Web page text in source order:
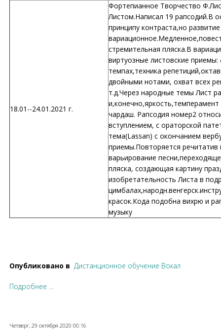
18.01--24.01.2021 г.
Фортепианное Творчество
Листом.Написал 19 рапсодий.В
принципу контраста,но развитие
стремительная пляска.В
виртуозные листовские
темпах,техника
двойными нотами, охват всех
т.д.Через народные темы Лист
чардаш. Рапсодия номер2
вступлением, с ораторской
тема(Lassan) с окончанием
приемы.Повторяется
варьирование
пляска, создающая картину
изобретательность Листа в
красок.Кода подобна вихрю и
музыку
Опубликовано в Дистанционное обучение Вокал
Подробнее ...
Четверг, 29 октября 2020 00:16